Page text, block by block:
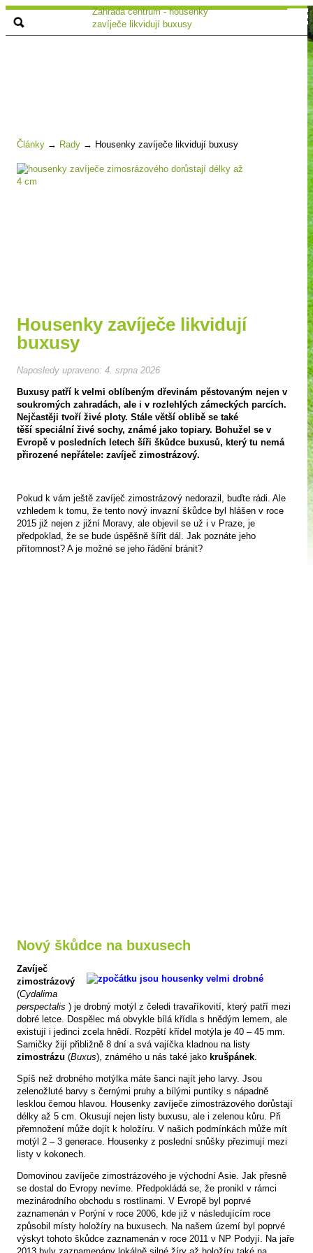
Zahrada centrum - housenky
zavíječe likvidují buxusy
Články → Rady → Housenky zavíječe likvidují buxusy
Housenky zavíječe likvidují
buxusy
Naposledy upraveno: 4. srpna 2026
Buxusy patří k velmi oblíbeným dřevinám pěstovaným nejen v
soukromých zahradách, ale i v rozlehlých zámeckých parcích.
Nejčastěji tvoří živé ploty. Stále větší oblibě se také
těší speciální živé sochy, známé jako topiary. Bohužel se v
Evropě v posledních letech šíři škůdce buxusů, který tu nemá
přirozené nepřátele: zavíječ zimostrázový.
Pokud k vám ještě zavíječ zimostrázový nedorazil, buďte rádi. Ale
vzhledem k tomu, že tento nový invazní škůdce byl hlášen v roce
2015 již nejen z jižní Moravy, ale objevil se už i v Praze, je
předpoklad, že se bude úspěšně šířit dál. Jak poznáte jeho
přítomnost? A je možné se jeho řádění bránit?
Nový škůdce na buxusech
Zavíječ
zimostrázový
(Cydalima
perspectalis ) je drobný motýl z čeledi travaříkovití, který patří mezi
dobré letce. Dospělec má obvykle bílá křídla s hnědým lemem, ale
existují i jedinci zcela hnědí. Rozpětí křídel motýla je 40 – 45 mm.
Samičky žijí přibližně 8 dní a svá vajíčka kladnou na listy
zimostrázu (Buxus), známého u nás také jako krušpánek.
Spíš než drobného motýlka máte šanci najít jeho larvy. Jsou
zelenožluté barvy s černými pruhy a bílými puntíky s nápadně
lesklou černou hlavou. Housenky zavíječe zimostrázového dorůstají
délky až 5 cm. Okusují nejen listy buxusu, ale i zelenou kůru. Při
přemnožení může dojít k holožíru. V našich podmínkách může mít
motýl 2 – 3 generace. Housenky z poslední snůšky přezimují mezi
listy v kokonech.
Domovinou zavíječe zimostrázového je východní Asie. Jak přesně
se dostal do Evropy nevíme. Předpokládá se, že pronikl v rámci
mezinárodního obchodu s rostlinami. V Evropě byl poprvé
zaznamenán v Porýní v roce 2006, kde již v následujícím roce
způsobil místy holožíry na buxusech. Na našem území byl poprvé
výskyt tohoto škůdce zaznamenán v roce 2011 v NP Podyjí. Na jaře